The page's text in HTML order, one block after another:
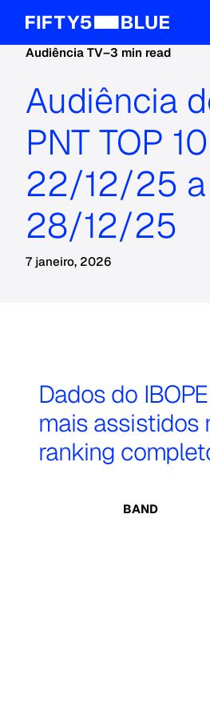
Audiência TV–3 min read
Audiência
PNT TOP
22/12/25 a
28/12/25
7 janeiro, 2026
Dados do
mais assistidos
ranking
BAND